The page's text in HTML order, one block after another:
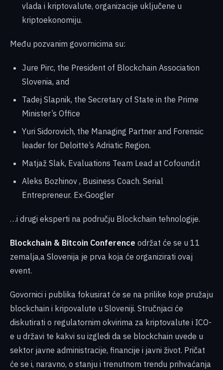
vlada i kriptovalute, organizacije uključene u
kriptoekonomiju.
Među pozvanim govornicima su:
Jure Pirc, the President of Blockchain Association
Slovenia, and
Tadej Slapnik, the Secretary of State in the Prime
Minister’s Office
Yuri Sidorovich, the Managing Partner and Forensic
leader for Deloitte’s Adriatic Region.
Matjaž Slak, Evaluations Team Lead at Cofound.it
Aleks Bozhinov , Business Coach. Serial
Entrepreneur. Ex-Googler
…i drugi eksperti na području Blockchain tehnologije.
Blockchain & Bitcoin Conference održat će se u 11
zemalja,a Slovenija je prva koja će organizirati ovaj
event.
Govornici i publika fokusirat će se na prilike koje pružaju
blockchain i kripovalute u Sloveniji. Stručnjaci će
diskutirati o regulatornim okvirima za kriptovalute i ICO-
e u državi te kakvi su izgledi da se blockchain uvede u
sektor javne administracije, financije i javni život. Pričat
će se i, naravno, o stanju i trenutnom trendu prihvaćanja